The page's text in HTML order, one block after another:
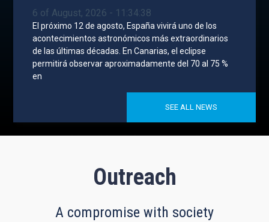
6 of August, 2026 - 11:34:38
El próximo 12 de agosto, España vivirá uno de los
acontecimientos astronómicos más extraordinarios
de las últimas décadas. En Canarias, el eclipse
permitirá observar aproximadamente del 70 al 75 %
en
SEE ALL NEWS
Outreach
A compromise with society